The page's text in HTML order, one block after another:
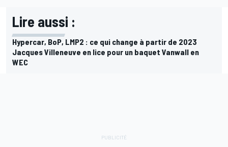
Lire aussi :
Hypercar, BoP, LMP2 : ce qui change à partir de 2023
Jacques Villeneuve en lice pour un baquet Vanwall en
WEC